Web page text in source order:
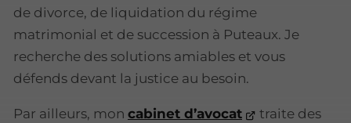
de divorce, de liquidation du régime
matrimonial et de succession à Puteaux. Je
recherche des solutions amiables et vous
défends devant la justice au besoin.
Par ailleurs, mon cabinet d’avocat
traite des